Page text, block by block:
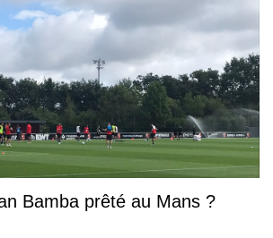
Bamba prêté au Mans ?